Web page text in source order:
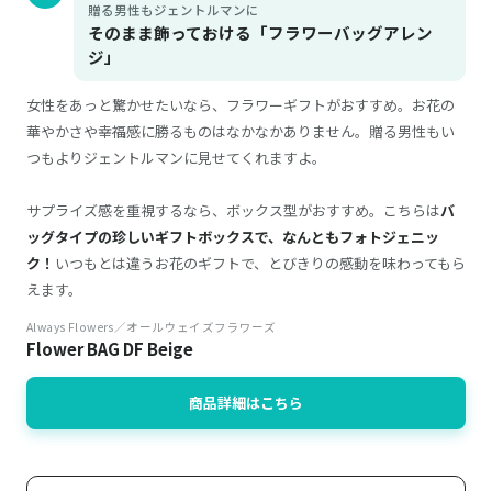
贈る男性もジェントルマンに
そのまま飾っておける「フラワーバッグアレン
ジ」
女性をあっと驚かせたいなら、フラワーギフトがおすすめ。お花の
華やかさや幸福感に勝るものはなかなかありません。贈る男性もい
つもよりジェントルマンに見せてくれますよ。
サプライズ感を重視するなら、ボックス型がおすすめ。こちらはバ
ッグタイプの珍しいギフトボックスで、なんともフォトジェニッ
ク！ いつもとは違うお花のギフトで、とびきりの感動を味わってもら
えます。
Always Flowers／オールウェイズフラワーズ
Flower BAG DF Beige
商品詳細はこちら